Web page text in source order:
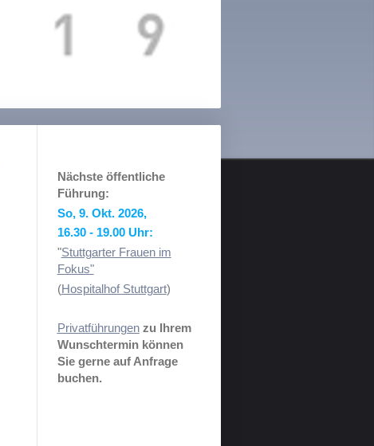
Nächste öffentliche
Führung:
So, 9. Okt. 2026,
16.30 - 19.00 Uhr:
"Stuttgarter Frauen im
Fokus"
(Hospitalhof Stuttgart)
Privatführungenzu Ihrem
Wunschtermin können
Sie gerne auf Anfrage
buchen.